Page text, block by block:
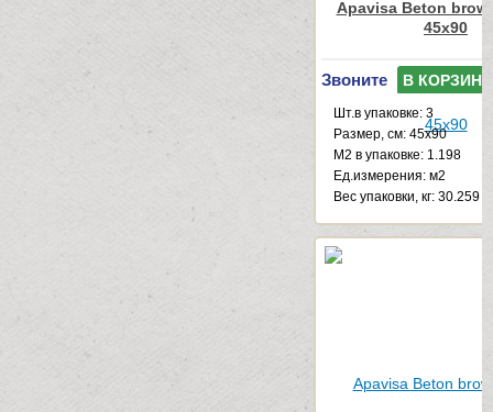
Apavisa Beton
45x90
Звоните В КОРЗИНУ
Шт.в упаковке: 3
Размер, см: 45x90
М2 в упаковке: 1.198
Ед.измерения: м2
Веc упаковки, кг: 30.259